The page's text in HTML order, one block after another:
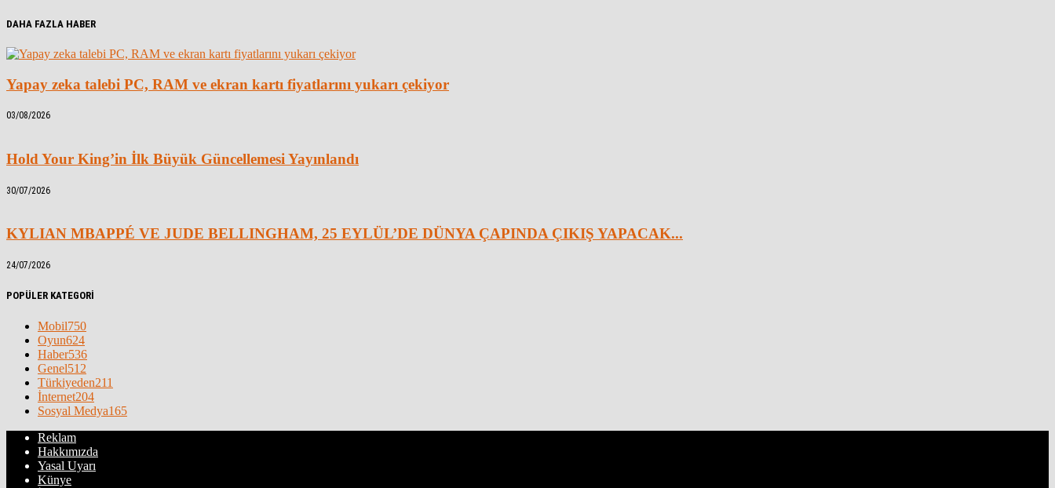
DAHA FAZLA HABER
Yapay zeka talebi PC, RAM ve ekran kartı fiyatlarını yukarı çekiyor
03/08/2026
Hold Your King’in İlk Büyük Güncellemesi Yayınlandı
30/07/2026
KYLIAN MBAPPÉ VE JUDE BELLINGHAM, 25 EYLÜL’DE DÜNYA ÇAPINDA ÇIKIŞ YAPACAK...
24/07/2026
POPÜLER KATEGORİ
Mobil750
Oyun624
Haber536
Genel512
Türkiyeden211
İnternet204
Sosyal Medya165
Reklam
Hakkımızda
Yasal Uyarı
Künye